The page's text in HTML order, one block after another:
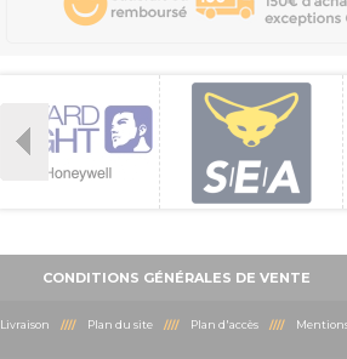
CONDITIONS GÉNÉRALES DE VENTE
Livraison //// Plan du site//// Plan d'accès////